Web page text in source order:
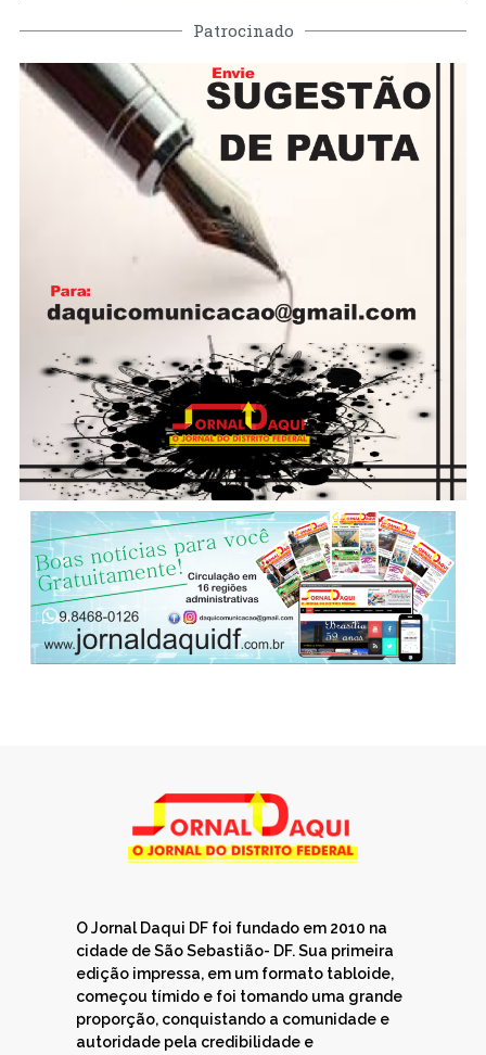
Patrocinado
O Jornal Daqui DF foi fundado em 2010 na
cidade de São Sebastião- DF. Sua primeira
edição impressa, em um formato tabloide,
começou tímido e foi tomando uma grande
proporção, conquistando a comunidade e
autoridade pela credibilidade e